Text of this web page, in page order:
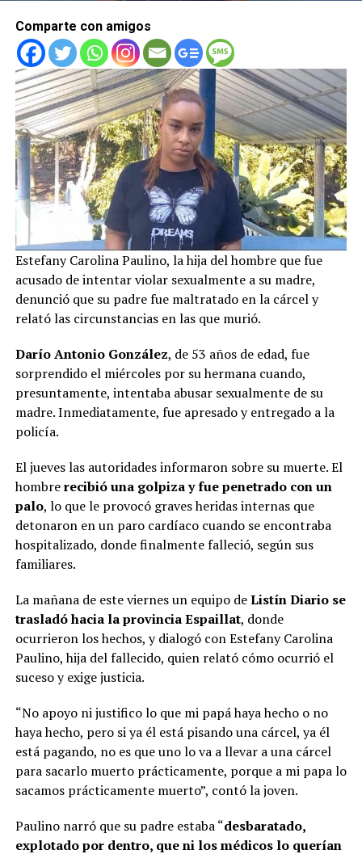
Comparte con amigos
Estefany Carolina Paulino, la hija del hombre que fue
acusado de intentar violar sexualmente a su madre,
denunció que su padre fue maltratado en la cárcel y
relató las circunstancias en las que murió.
Darío Antonio González, de 53 años de edad, fue
sorprendido el miércoles por su hermana cuando,
presuntamente, intentaba abusar sexualmente de su
madre. Inmediatamente, fue apresado y entregado a la
policía.
El jueves las autoridades informaron sobre su muerte. El
hombrerecibió una golpiza y fue penetrado con un
palo, lo que le provocó graves heridas internas que
detonaron en un paro cardíaco cuando se encontraba
hospitalizado, donde finalmente falleció, según sus
familiares.
La mañana de este viernes un equipo deListín Diario se
trasladó hacia la provincia Espaillat, donde
ocurrieron los hechos, y dialogó con Estefany Carolina
Paulino, hija del fallecido, quien relató cómo ocurrió el
suceso y exige justicia.
“No apoyo ni justifico lo que mi papá haya hecho o no
haya hecho, pero si ya él está pisando una cárcel, ya él
está pagando, no es que uno lo va a llevar a una cárcel
para sacarlo muerto prácticamente, porque a mi papa lo
sacamos prácticamente muerto”, contó la joven.
Paulino narró que su padre estaba “desbaratado,
explotado por dentro, que ni los médicos lo querían